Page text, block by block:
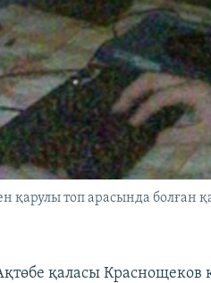
қарулы топ арасында болған
қаласы Краснощеков